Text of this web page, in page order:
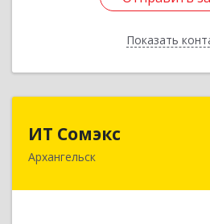
ПоказатьНазад
ИТ Сомэкс
Архангельск163001, Архангельская